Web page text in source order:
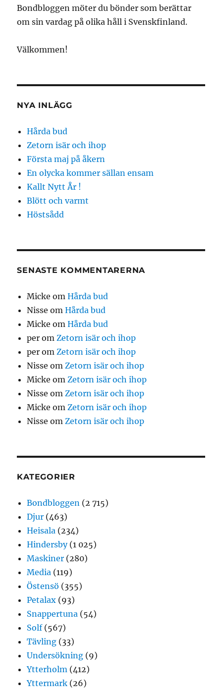
Bondbloggen möter du bönder som berättar
om sin vardag på olika håll i Svenskfinland.
Välkommen!
NYA INLÄGG
Hårda bud
Zetorn isär och ihop
Första maj på åkern
En olycka kommer sällan ensam
Kallt Nytt År !
Blött och varmt
Höstsådd
SENASTE KOMMENTARERNA
Micke omHårda bud
Nisse omHårda bud
Micke omHårda bud
per om Zetorn isär och ihop
per om Zetorn isär och ihop
Nisse om Zetorn isär och ihop
Micke om Zetorn isär och ihop
Nisse om Zetorn isär och ihop
Micke om Zetorn isär och ihop
Nisse om Zetorn isär och ihop
KATEGORIER
Bondbloggen (2 715)
Djur (463)
Heisala (234)
Hindersby(1 025)
Maskiner (280)
Media (119)
Östensö (355)
Petalax (93)
Snappertuna (54)
Solf(567)
Tävling (33)
Undersökning (9)
Ytterholm (412)
Yttermark (26)